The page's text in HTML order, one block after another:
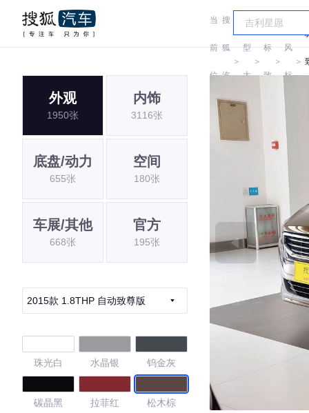
当
前
位
置:
搜
狐
汽
车
＞
车
型
大
全
＞
标
致
＞
风
标
致
＞
外观
1950张
内饰
3116张
底盘/动力
655张
空间
180张
车展/其他
668张
官方
195张
2015款 1.8THP 自动致尊版
珠光白 水晶银 钨金灰
碳晶黑 拉菲红 松木棕